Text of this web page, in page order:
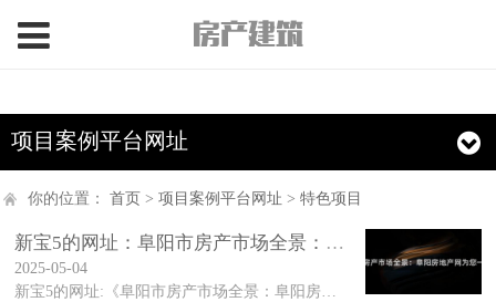
项目案例平台网址
你的位置：首页 >项目案例平台网址 >特色项目
新宝5的网址：阜阳市房产市场全景：阜阳房地产网为您一臂之力
2025-05-04
新宝5的网址:《阜阳市房产市场全景：阜阳房地产网为您一臂之力》在当今社会，信息的传播速度和广度是前所未有的